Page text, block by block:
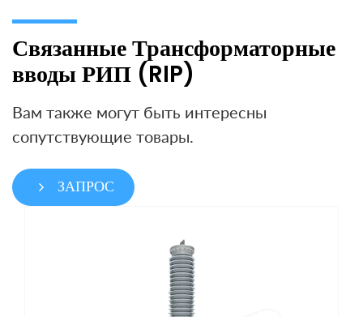
Связанные Трансформаторные
вводы РИП (RIP)
Вам также могут быть интересны
сопутствующие товары.
ЗАПРОС